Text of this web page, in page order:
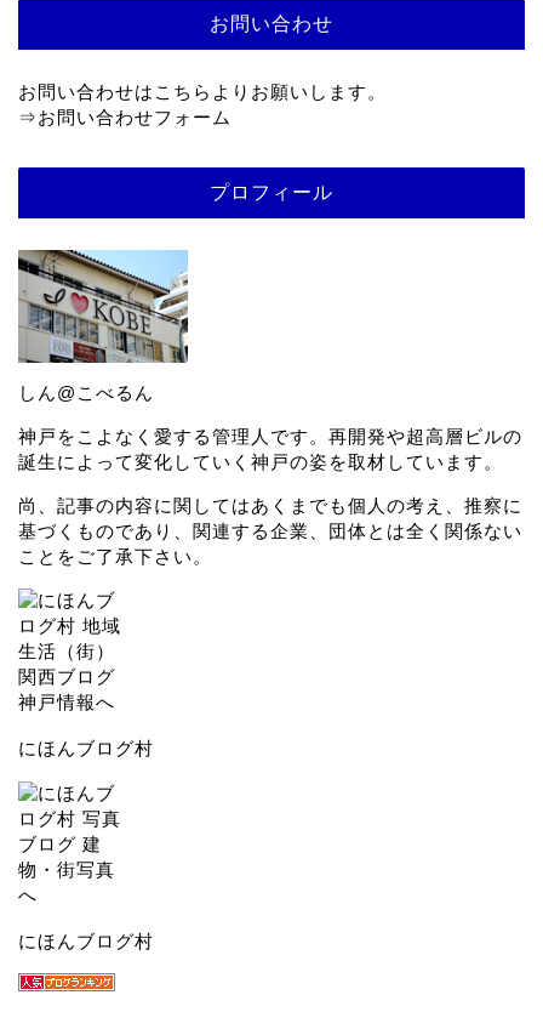
お問い合わせ
お問い合わせはこちらよりお願いします。
⇒お問い合わせフォーム
プロフィール
しん@こべるん
神戸をこよなく愛する管理人です。再開発や超高層ビルの
誕生によって変化していく神戸の姿を取材しています。
尚、記事の内容に関してはあくまでも個人の考え、推察に
基づくものであり、関連する企業、団体とは全く関係ない
ことをご了承下さい。
にほんブログ村
にほんブログ村